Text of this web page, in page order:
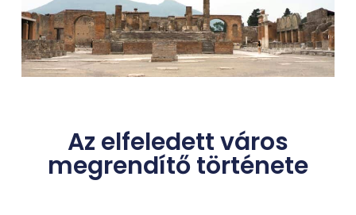
Az elfeledett város
megrendítő története